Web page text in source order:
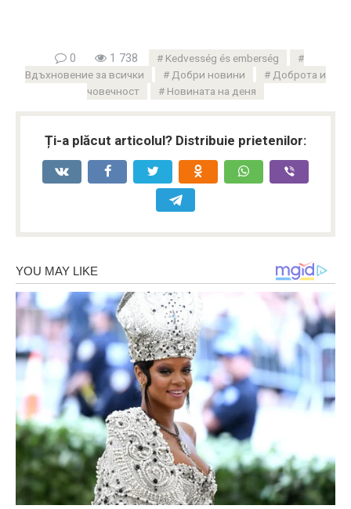
0 1 738
Kedvesség és emberség
Вдъхновение за всички
Добри новини
Доброта и
човечност
Новината на деня
Ți-a plăcut articolul? Distribuie prietenilor: